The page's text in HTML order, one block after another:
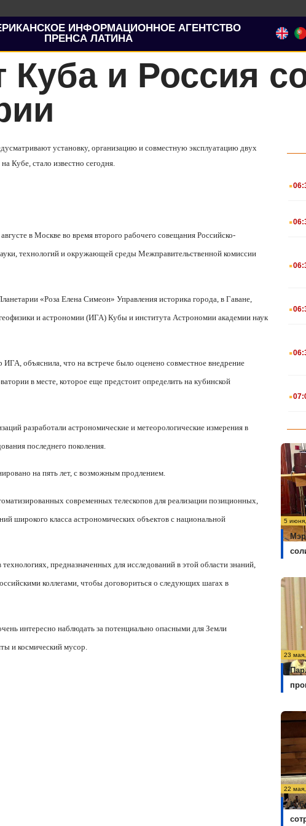
ИНФОРМАЦИОННОЕ АГЕНТСТВО
ПРЕНСА ЛАТИНА
Куба и Россия
установку, организацию и совместную эксплуатацию двух
Кубе, стало известно сегодня.
в Москве во время второго рабочего совещания Российско-
технологий и окружающей среды Межправительственной комиссии
«Роза Елена Симеон» Управления историка города, в Гаване,
и астрономии (ИГА) Кубы и института Астрономии академии наук
объяснила, что на встрече было оценено совместное внедрение
в месте, которое еще предстоит определить на кубинской
разработали астрономические и метеорологические измерения в
последнего поколения.
на пять лет, с возможным продлением.
современных телескопов для реализации позиционных,
широкого класса астрономических объектов с национальной
предназначенных для исследований в этой области знаний,
коллегами, чтобы договориться о следующих шагах в
интересно наблюдать за потенциально опасными для Земли
и космический мусор.
.
.
.
.
.
.
5
23
22